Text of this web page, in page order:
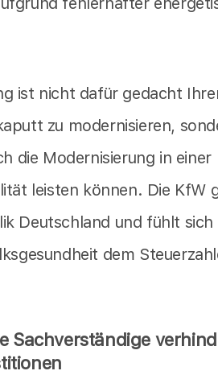
ist nicht dafür gedacht
zu modernisieren,
die Modernisierung in einer
leisten können. Die KfW
Deutschland und fühlt sich
dem
Sachverständige